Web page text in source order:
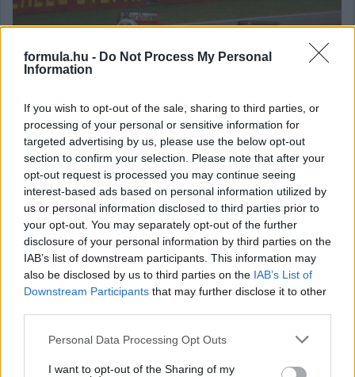
formula.hu - Do Not Process My Personal
Information
If you wish to opt-out of the sale, sharing to third parties, or
processing of your personal or sensitive information for
targeted advertising by us, please use the below opt-out
section to confirm your selection. Please note that after your
opt-out request is processed you may continue seeing
interest-based ads based on personal information utilized by
us or personal information disclosed to third parties prior to
your opt-out. You may separately opt-out of the further
disclosure of your personal information by third parties on the
IAB’s list of downstream participants. This information may
also be disclosed by us to third parties on the IAB’s List of
Downstream Participants that may further disclose it to other
Please note that this website/app uses one or more Google
not limited to your visit or usage behaviour. You may click to
Personal Data Processing Opt Outs
I want to opt-out of the Sharing of my
nem, az a végén nagyon jó eredménynek örülhetett. Mit meg
nem adtak volna Sennáék egy benzinkútért!
részletek
2015. május 2. szombat, 11:14
Retro - Hakkinen is tud hibázni?